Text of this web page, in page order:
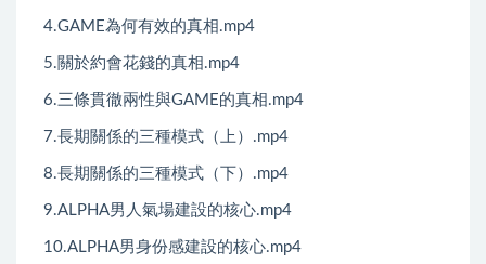
4.GAME為何有效的真相.mp4
5.關於約會花錢的真相.mp4
6.三條貫徹兩性與GAME的真相.mp4
7.長期關係的三種模式（上）.mp4
8.長期關係的三種模式（下）.mp4
9.ALPHA男人氣場建設的核心.mp4
10.ALPHA男身份感建設的核心.mp4